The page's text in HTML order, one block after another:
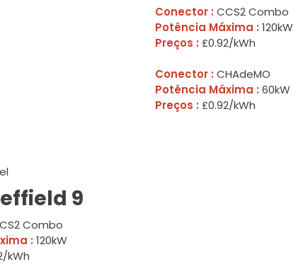
Conector : CCS2 Combo
Potência Máxima : 120kW
Preços : £0.92/kWh
Conector : CHAdeMO
Potência Máxima : 60kW
Preços : £0.92/kWh
9
Combo
: 120kW
kWh